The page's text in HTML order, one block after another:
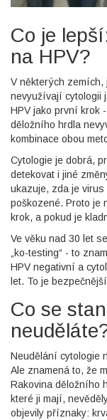
Co je
na HPV?
V některých zemích,
nevyužívají cytologii
HPV jako první krok
děložního hrdla
kombinace obou
Cytologie je dobrá,
detekovat i jiné
ukazuje, zda je
poškozené. Proto je
krok, a pokud je
Ve věku nad 30 let
„ko-testing“ - to
HPV negativní a
let. To je
Co se
Neudělání cytologie
Ale znamená to, že
Rakovina děložního
které ji mají,
objevily příznaky: